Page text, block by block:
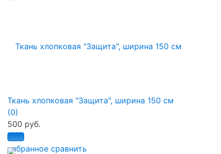
избранное сравнить
Ткань хлопковая "Защита", ширина 150 см
(0)
500 руб.